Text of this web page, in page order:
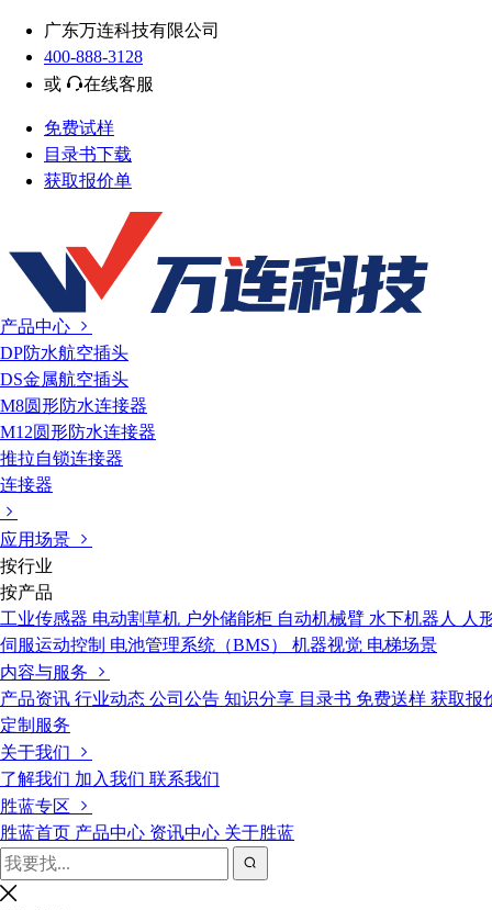
广东万连科技有限公司
400-888-3128
或
在线客服
免费试样
目录书下载
获取报价单
产品中心
DP防水航空插头
DS金属航空插头
M8圆形防水连接器
M12圆形防水连接器
推拉自锁连接器
连接器
应用场景
按行业
按产品
工业传感器 电动割草机 户外储能柜 自动机械臂 水下机器人
人
伺服运动控制 电池管理系统（BMS） 机器视觉 电梯场景
内容与服务
产品资讯 行业动态 公司公告 知识分享 目录书 免费送样 获取报
定制服务
关于我们
了解我们 加入我们 联系我们
胜蓝专区
胜蓝首页 产品中心 资讯中心 关于胜蓝